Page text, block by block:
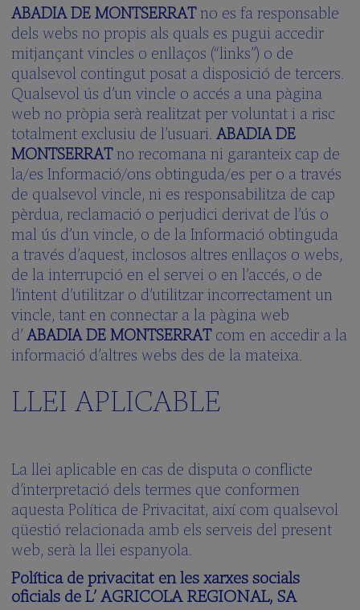
ABADIA DE MONTSERRATno es fa responsable
dels webs no propis als quals es pugui accedir
mitjançant vincles o enllaços (“links”) o de
qualsevol contingut posat a disposició de tercers.
Qualsevol ús d’un vincle o accés a una pàgina
web no pròpia serà realitzat per voluntat i a risc
totalment exclusiu de l’usuari. ABADIA DE
MONTSERRATno recomana ni garanteix cap de
la/es Informació/ons obtinguda/es per o a través
de qualsevol vincle, ni es responsabilitza de cap
pèrdua, reclamació o perjudici derivat de l’ús o
mal ús d’un vincle, o de la Informació obtinguda
a través d’aquest, inclosos altres enllaços o webs,
de la interrupció en el servei o en l’accés, o de
l’intent d’utilitzar o d’utilitzar incorrectament un
vincle, tant en connectar a la pàgina web
d’ABADIA DE MONTSERRATcom en accedir a la
informació d’altres webs des de la mateixa.
LLEI APLICABLE
La llei aplicable en cas de disputa o conflicte
d’interpretació dels termes que conformen
aquesta Política de Privacitat, així com qualsevol
qüestió relacionada amb els serveis del present
web, serà la llei espanyola.
Política de privacitat en les xarxes socials
oficials de L’ AGRICOLA REGIONAL, SA